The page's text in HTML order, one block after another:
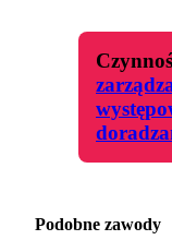
Podobne zawody